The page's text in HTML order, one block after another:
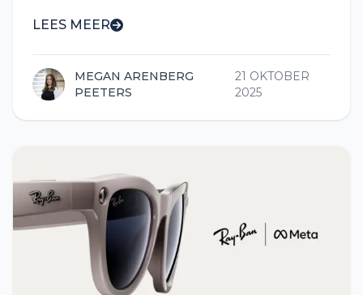
LEES MEER
MEGAN ARENBERG
PEETERS
21 OKTOBER
2025